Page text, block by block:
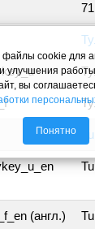
71
(англ.)
файлы cookie для
улучшения
вы
Понятно